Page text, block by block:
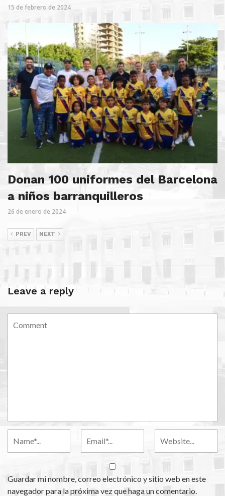
15 de febrero de 2024
Donan 100 uniformes del Barcelona
a niños barranquilleros
26 de enero de 2024
PREV NEXT
Leave a reply
Guardar mi nombre, correo electrónico y sitio web en este
navegador para la próxima vez que haga un comentario.